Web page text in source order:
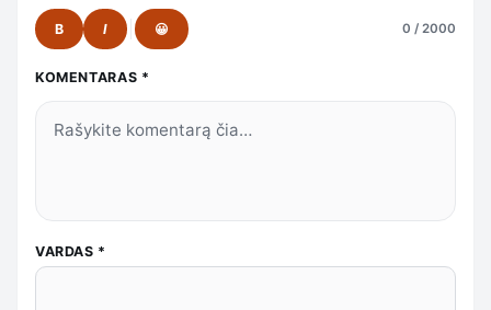
B I 😀 0 / 2000
KOMENTARAS *
VARDAS *